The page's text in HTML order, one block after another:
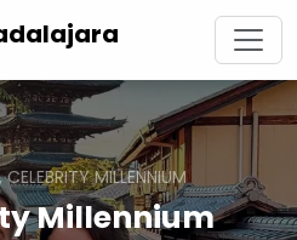
MILLENNIUM
Millennium